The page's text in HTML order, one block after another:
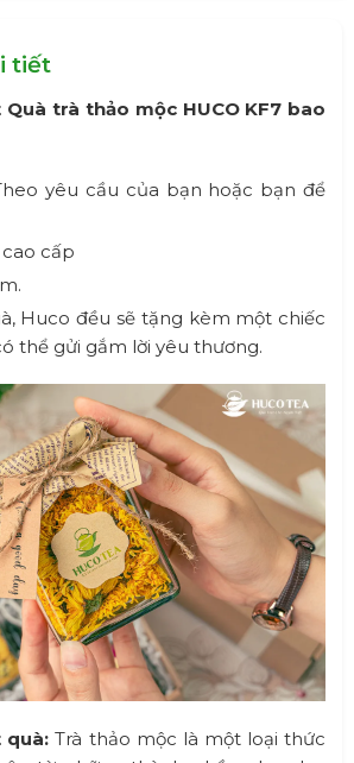
tiết
Quà trà thảo mộc HUCO KF7 bao
yêu cầu của bạn hoặc bạn để
cấp
Huco đều sẽ tặng kèm một chiếc
thể gửi gắm lời yêu thương.
quà: Trà thảo mộc là một loại thức